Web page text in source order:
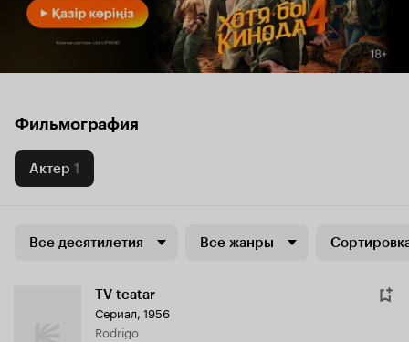
Фильмография
Актер 1
Все десятилетия Все жанры
TV teatar
Сериал, 1956
Rodrigo